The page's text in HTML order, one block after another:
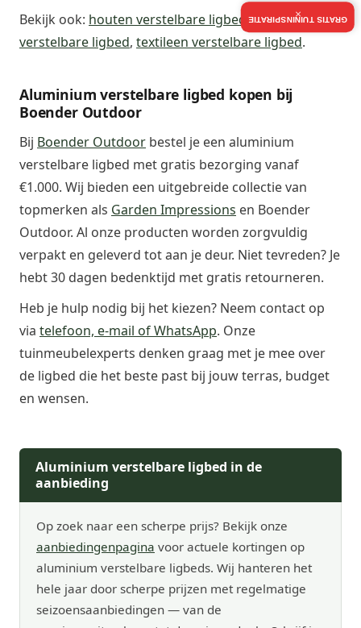
Bekijk ook: houten verstelbare ligbed ,rotan
verstelbare ligbed, textileen verstelbare ligbed.
Aluminium verstelbare ligbed kopen bij
Boender Outdoor
Bij Boender Outdoor bestel je een aluminium
verstelbare ligbed met gratis bezorging vanaf
€1.000. Wij bieden een uitgebreide collectie van
topmerken als Garden Impressions en Boender
Outdoor. Al onze producten worden zorgvuldig
verpakt en geleverd tot aan je deur. Niet tevreden? Je
hebt 30 dagen bedenktijd met gratis retourneren.
Heb je hulp nodig bij het kiezen? Neem contact op
via telefoon, e-mail of WhatsApp. Onze
tuinmeubelexperts denken graag met je mee over
de ligbed die het beste past bij jouw terras, budget
en wensen.
Aluminium verstelbare ligbed in de
aanbieding
Op zoek naar een scherpe prijs? Bekijk onze
aanbiedingenpagina voor actuele kortingen op
aluminium verstelbare ligbeds. Wij hanteren het
hele jaar door scherpe prijzen met regelmatige
seizoensaanbiedingen — van de
GRATIS TUININSPIRATIE
×